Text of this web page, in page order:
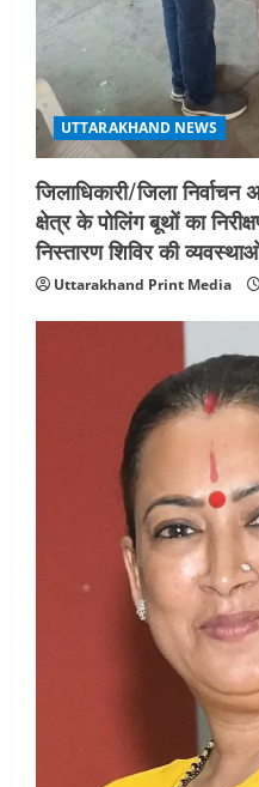
UTTARAKHAND NEWS
जिलाधिकारी/जिला
क्षेत्र के पोलिंग बूथों का
निस्तारण शिविर की
Uttarakhand Print Media